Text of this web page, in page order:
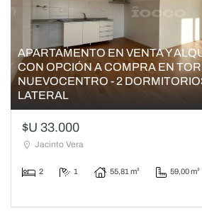
APARTAMENTO EN VENTA Y
CON OPCIÓN A COMPRA EN
NUEVOCENTRO - 2
LATERAL
$U 33.000
Jacinto Vera
2 1 55,81 m² 59,00 m²